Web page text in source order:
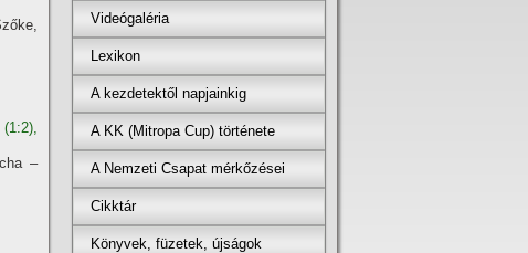
–
Videógaléria
Lexikon
A kezdetektől napjainkig
A KK (Mitropa Cup) története
A Nemzeti Csapat mérkőzései
Cikktár
Könyvek, füzetek, újságok